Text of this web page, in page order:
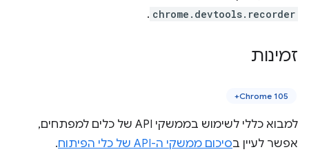
chrome.devtools.recorder
.
זמינות
Chrome 105+
למבוא כללי לשימוש בממשקי API של כלים למפתחים,
אפשר לעיין בסיכום ממשקי ה-API של כלי הפיתוח .